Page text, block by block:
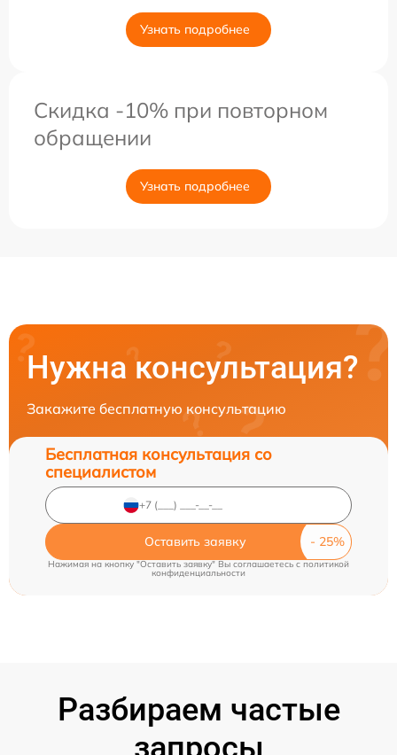
Узнать подробнее
Скидка -10% при повторном
обращении
Узнать подробнее
Нужна консультация?
Закажите бесплатную консультацию
Бесплатная консультация со
специалистом
Оставить заявку
Нажимая на кнопку "Оставить заявку" Вы соглашаетесь cполитикой
конфиденциальности
Разбираем частые
запросы